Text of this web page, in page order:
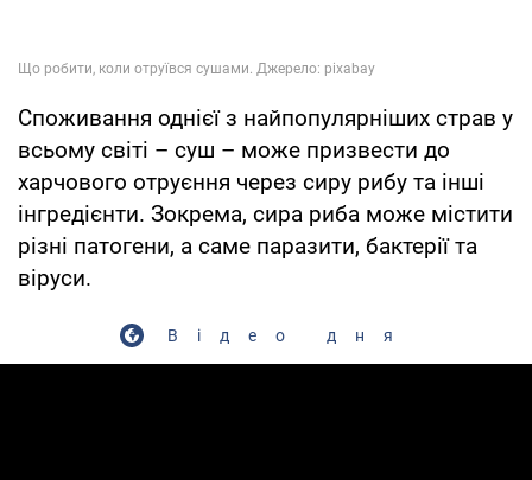
Споживання однієї з найпопулярніших страв у
всьому світі – суш – може призвести до
харчового отруєння через сиру рибу та інші
інгредієнти. Зокрема, сира риба може містити
різні патогени, а саме паразити, бактерії та
віруси.
Відео дня